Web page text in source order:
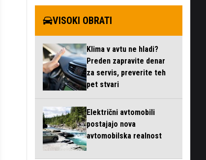
VISOKI OBRATI
Klima v avtu ne hladi?
Preden zapravite denar
za servis, preverite teh
pet stvari
Električni avtomobili
postajajo nova
avtomobilska realnost